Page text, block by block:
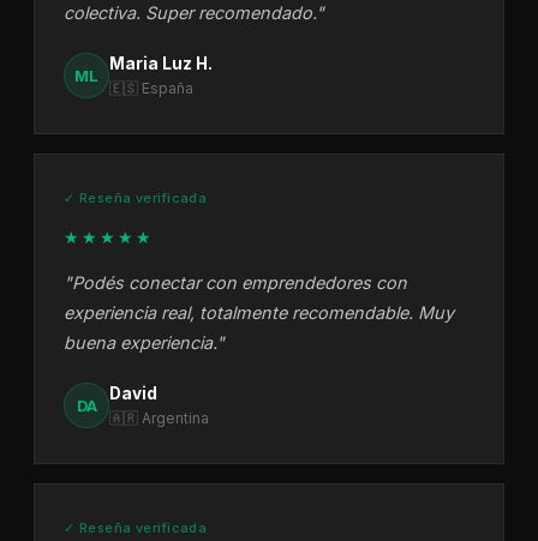
colectiva. Super recomendado."
ML
Maria Luz H.
🇪🇸 España
✓ Reseña verificada
★★★★★
"Podés conectar con emprendedores con
experiencia real, totalmente recomendable. Muy
buena experiencia."
DA
David
🇦🇷 Argentina
✓ Reseña verificada